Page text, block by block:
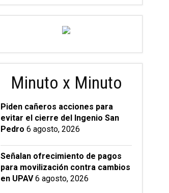
Minuto x Minuto
Piden cañeros acciones para
evitar el cierre del Ingenio San
Pedro 6 agosto, 2026
Señalan ofrecimiento de pagos
para movilización contra cambios
en UPAV 6 agosto, 2026